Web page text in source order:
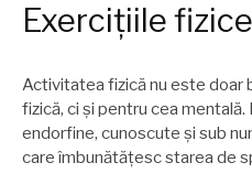
Exercițiile
Activitatea fizică nu este doar
fizică, ci și pentru cea
endorfine, cunoscute și sub
care îmbunătățesc starea de